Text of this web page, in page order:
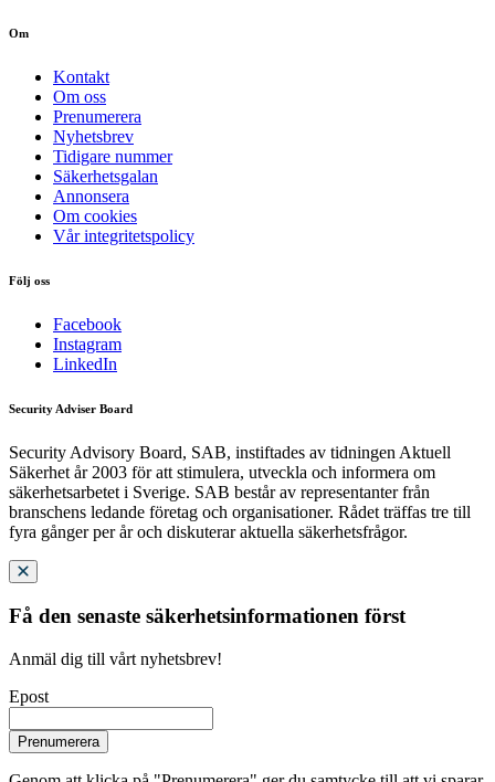
Om
Kontakt
Om oss
Prenumerera
Nyhetsbrev
Tidigare nummer
Säkerhetsgalan
Annonsera
Om cookies
Vår integritetspolicy
Följ oss
Facebook
Instagram
LinkedIn
Security Adviser Board
Security Advisory Board, SAB, instiftades av tidningen Aktuell
Säkerhet år 2003 för att stimulera, utveckla och informera om
säkerhetsarbetet i Sverige. SAB består av representanter från
branschens ledande företag och organisationer. Rådet träffas tre till
fyra gånger per år och diskuterar aktuella säkerhetsfrågor.
Få den senaste säkerhetsinformationen först
Anmäl dig till vårt nyhetsbrev!
Epost
Prenumerera